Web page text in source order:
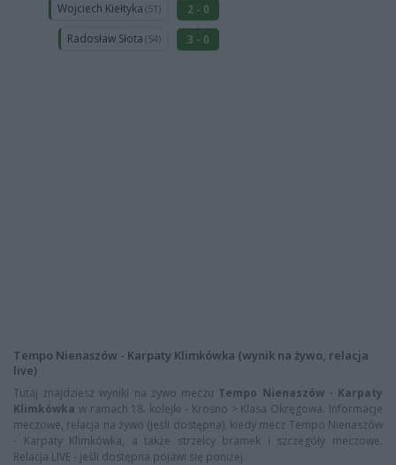
Wojciech Kiełtyka (51)
2 - 0
Radosław Słota (54) 3 - 0
Tempo Nienaszów - Karpaty Klimkówka (wynik na żywo, relacja
live)
Tutaj znajdziesz wyniki na żywo meczu Tempo Nienaszów - Karpaty
Klimkówka w ramach 18. kolejki - Krosno > Klasa Okręgowa. Informacje
meczowe, relacja na żywo (jeśli dostępna), kiedy mecz Tempo Nienaszów
- Karpaty Klimkówka, a także strzelcy bramek i szczegóły meczowe.
Relacja LIVE - jeśli dostępna pojawi się poniżej.